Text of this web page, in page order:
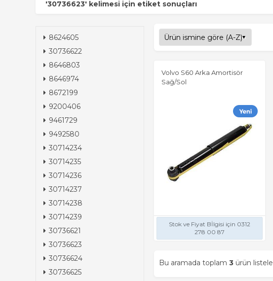
'30736623' kelimesi için etiket sonuçları
8624605
30736622
8646803
8646974
8672199
9200406
9461729
9492580
30714234
30714235
30714236
30714237
30714238
30714239
30736621
30736623
30736624
30736625
Volvo S60 Arka Amortisör
Sağ/Sol
Stok ve Fiyat Bİlgisi için 0312
278 00 87
Bu aramada toplam 3 ürün